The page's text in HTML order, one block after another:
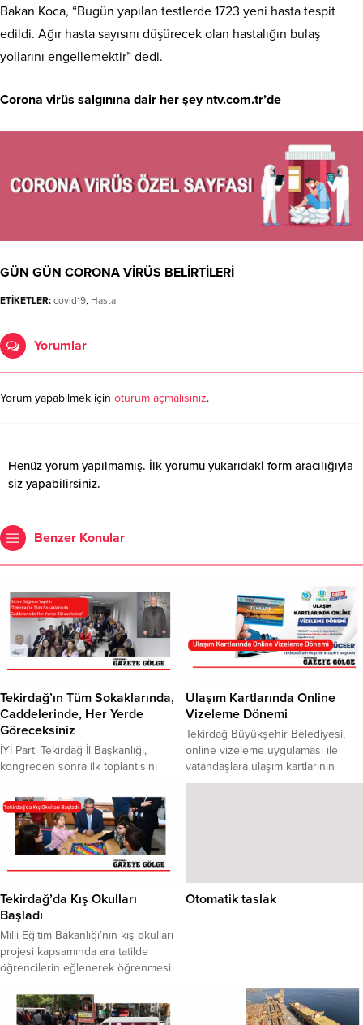
Bakan Koca, “Bugün yapılan testlerde 1723 yeni hasta tespit
edildi. Ağır hasta sayısını düşürecek olan hastalığın bulaş
yollarını engellemektir” dedi.
Corona virüs salgınına dair her şey ntv.com.tr’de
GÜN GÜN CORONA VİRÜS BELİRTİLERİ
ETİKETLER: covid19, Hasta
Yorumlar
Yorum yapabilmek için oturum açmalısınız.
Henüz yorum yapılmamış. İlk yorumu yukarıdaki form aracılığıyla
siz yapabilirsiniz.
Benzer Konular
Tekirdağ’ın Tüm Sokaklarında,
Caddelerinde, Her Yerde
Göreceksiniz
İYİ Parti Tekirdağ İl Başkanlığı,
kongreden sonra ilk toplantısını
belirleyerek görev dağılımı yapıldı.
İYİ Parti Tekirdağ İl Başkanı Metiner,
“Bundan sonra İYİ Parti’yi
Tekirdağ’ın tüm sokaklarında,
caddelerinde, her yerde
Tekirdağ 3. Olağan Kongresi’nde il
başkanı seçilerek görevine
başlayan Gökhan Metiner,
yönetimini parti binasında...
Ulaşım Kartlarında Online
Vizeleme Dönemi
Tekirdağ Büyükşehir Belediyesi,
online vizeleme uygulaması ile
vatandaşlara ulaşım kartlarının
yenilenmesi için önemli bir kolaylık
(uzaktan) vizeleme
yapabilecek.Online vizeleme
Tekirdağ’da Kış Okulları
Başladı
Milli Eğitim Bakanlığı’nın kış okulları
projesi kapsamında ara tatilde
öğrencilerin eğlenerek öğrenmesi
sağlamak amacıyla düzenlenen
kurslar başladı. Tekirdağ Bilim Sanat
Otomatik taslak